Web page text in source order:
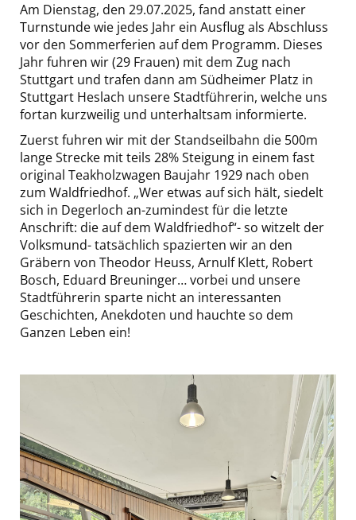
Am Dienstag, den 29.07.2025, fand anstatt einer
Turnstunde wie jedes Jahr ein Ausflug als Abschluss
vor den Sommerferien auf dem Programm. Dieses
Jahr fuhren wir (29 Frauen) mit dem Zug nach
Stuttgart und trafen dann am Südheimer Platz in
Stuttgart Heslach unsere Stadtführerin, welche uns
fortan kurzweilig und unterhaltsam informierte.
Zuerst fuhren wir mit der Standseilbahn die 500m
lange Strecke mit teils 28% Steigung in einem fast
original Teakholzwagen Baujahr 1929 nach oben
zum Waldfriedhof. „Wer etwas auf sich hält, siedelt
sich in Degerloch an-zumindest für die letzte
Anschrift: die auf dem Waldfriedhof“- so witzelt der
Volksmund- tatsächlich spazierten wir an den
Gräbern von Theodor Heuss, Arnulf Klett, Robert
Bosch, Eduard Breuninger… vorbei und unsere
Stadtführerin sparte nicht an interessanten
Geschichten, Anekdoten und hauchte so dem
Ganzen Leben ein!